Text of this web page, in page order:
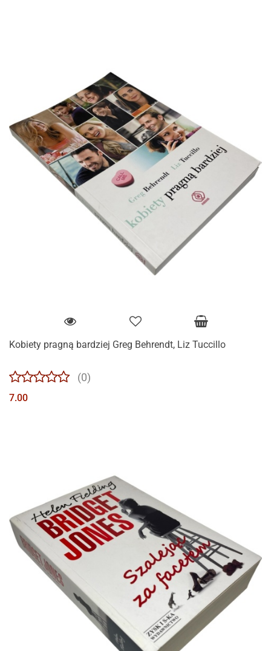
Kobiety pragną bardziej Greg Behrendt, Liz Tuccillo
(0)
7.00